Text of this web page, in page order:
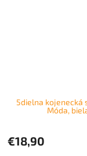
5dielna kojenecká
Móda,
€18,90